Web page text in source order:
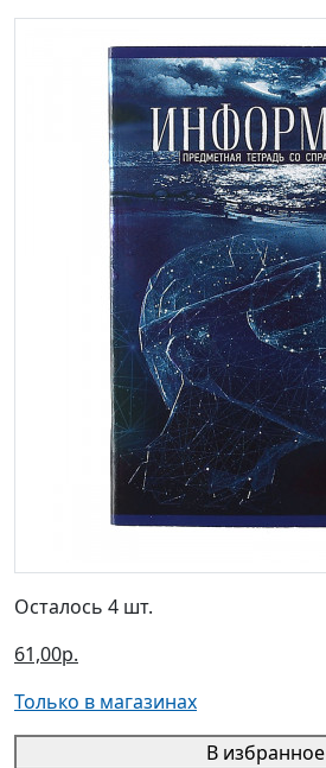
Осталось 4 шт.
61,00р.
Только в магазинах
В избранное